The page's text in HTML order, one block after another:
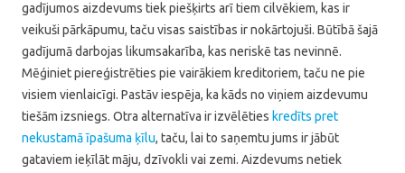
gadījumos aizdevums tiek piešķirts arī tiem cilvēkiem, kas ir
veikuši pārkāpumu, taču visas saistības ir nokārtojuši. Būtībā šajā
gadījumā darbojas likumsakarība, kas neriskē tas nevinnē.
Mēģiniet piereģistrēties pie vairākiem kreditoriem, taču ne pie
visiem vienlaicīgi. Pastāv iespēja, ka kāds no viņiem aizdevumu
tiešām izsniegs. Otra alternatīva ir izvēlēties kredīts pret
nekustamā īpašuma ķīlu, taču, lai to saņemtu jums ir jābūt
gataviem ieķīlāt māju, dzīvokli vai zemi. Aizdevums netiek